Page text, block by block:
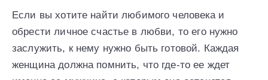
Если вы хотите найти любимого человека и
обрести личное счастье в любви, то его нужно
заслужить, к нему нужно быть готовой. Каждая
женщина должна помнить, что где-то ее ждет